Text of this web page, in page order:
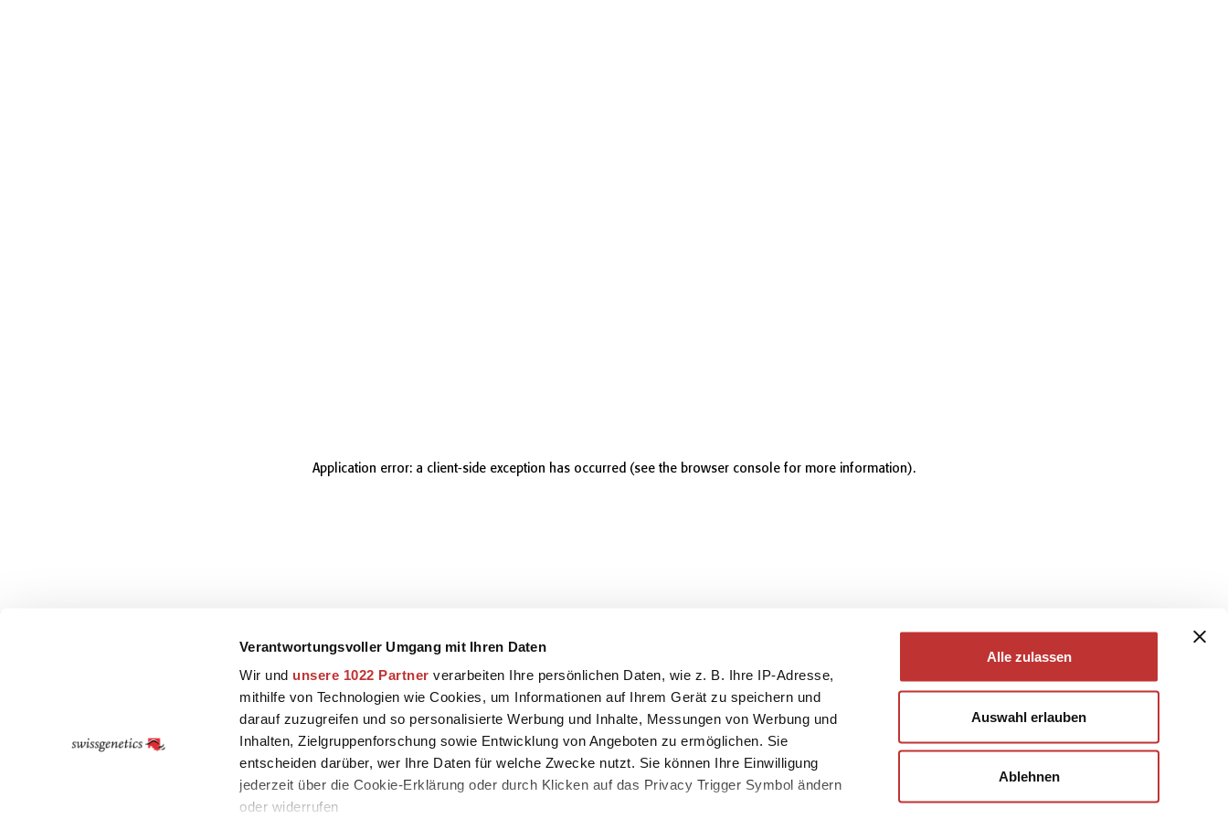
Verantwortungsvoller Umgang mit Ihren Daten
Wir und unsere 1022 Partner verarbeiten Ihre persönlichen Daten, wie z. B. Ihre IP-Adresse,
mithilfe von Technologien wie Cookies, um Informationen auf Ihrem Gerät zu speichern und
darauf zuzugreifen und so personalisierte Werbung und Inhalte, Messungen von Werbung und
Inhalten, Zielgruppenforschung sowie Entwicklung von Angeboten zu ermöglichen. Sie
entscheiden darüber, wer Ihre Daten für welche Zwecke nutzt. Sie können Ihre Einwilligung
jederzeit über die Cookie-Erklärung oder durch Klicken auf das Privacy Trigger Symbol ändern
oder widerrufen
Alle zulassen
Auswahl erlauben
Ablehnen
Application error: a client-side exception has occurred (see the browser console for more information).